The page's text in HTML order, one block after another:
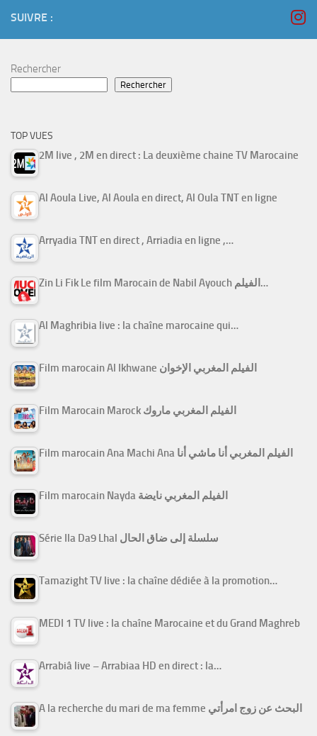
SUIVRE :
Rechercher
Rechercher
TOP VUES
2M live , 2M en direct : La deuxième chaine TV Marocaine
Al Aoula Live, Al Aoula en direct, Al Oula TNT en ligne
Arryadia TNT en direct , Arriadia en ligne ,…
Zin Li Fik Le film Marocain de Nabil Ayouch الفيلم…
Al Maghribia live : la chaîne marocaine qui…
Film marocain Al Ikhwane الفيلم المغربي الإخوان
Film Marocain Marock الفيلم المغربي ماروك
Film marocain Ana Machi Ana الفيلم المغربي أنا ماشي أنا
Film marocain Nayda الفيلم المغربي نايضة
Série Ila Da9 Lhal سلسلة إلى ضاق الحال
Tamazight TV live : la chaîne dédiée à la promotion…
MEDI 1 TV live : la chaîne Marocaine et du Grand Maghreb
Arrabiâ live – Arrabiaa HD en direct : la…
A la recherche du mari de ma femme البحث عن زوج امرأتي